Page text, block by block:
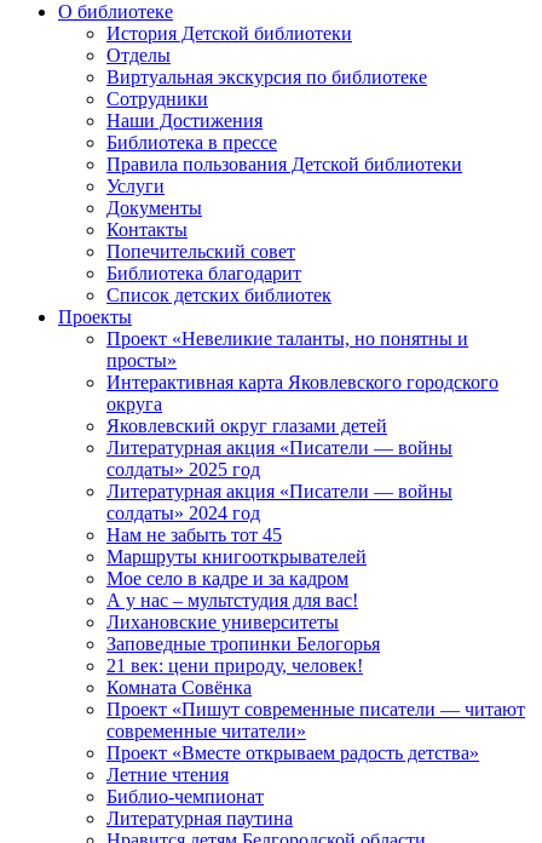
О библиотеке
История Детской библиотеки
Отделы
Виртуальная экскурсия по библиотеке
Сотрудники
Наши Достижения
Библиотека в прессе
Правила пользования Детской библиотеки
Услуги
Документы
Контакты
Попечительский совет
Библиотека благодарит
Список детских библиотек
Проекты
Проект «Невеликие таланты, но понятны и
просты»
Интерактивная карта Яковлевского городского
округа
Яковлевский округ глазами детей
Литературная акция «Писатели — войны
солдаты» 2025 год
Литературная акция «Писатели — войны
солдаты» 2024 год
Нам не забыть тот 45
Маршруты книгооткрывателей
Мое село в кадре и за кадром
А у нас – мультстудия для вас!
Лихановские университеты
Заповедные тропинки Белогорья
21 век: цени природу, человек!
Комната Совёнка
Проект «Пишут современные писатели — читают
современные читатели»
Проект «Вместе открываем радость детства»
Летние чтения
Библио-чемпионат
Литературная паутина